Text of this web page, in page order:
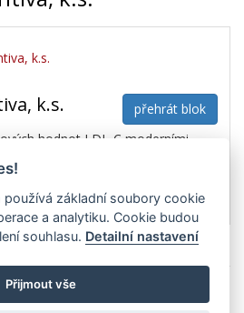
přehrát blok
k.s.
hodnot LDL-C moderními
základní soubory cookie
a analytiku. Cookie budou
souhlasu. Detailní nastavení
Přijmout vše